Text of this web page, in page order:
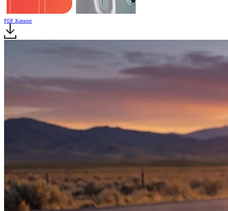
PDF Каталог